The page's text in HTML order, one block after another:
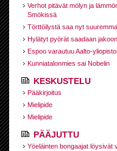
Verhot pitävät mölyn ja
Smökissä
Törttöilystä saa nyt
Hylätyt pyörät saadaan jakoon
Espoo varautuu Aalto-
Kunniatalonmies sai Nobelin
KESKUSTELU
Pääkirjoitus
Mielipide
Mielipide
PÄÄJUTTU
Yöeläinten bongaajat löysivät